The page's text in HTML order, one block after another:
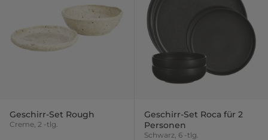
Geschirr-Set Rough
Creme, 2 -tlg.
Geschirr-Set Roca für 2
Personen
Schwarz, 6 -tlg.